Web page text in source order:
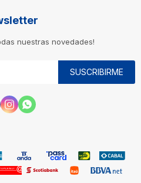
nuestras novedades!
SUSCRIBIRME
 